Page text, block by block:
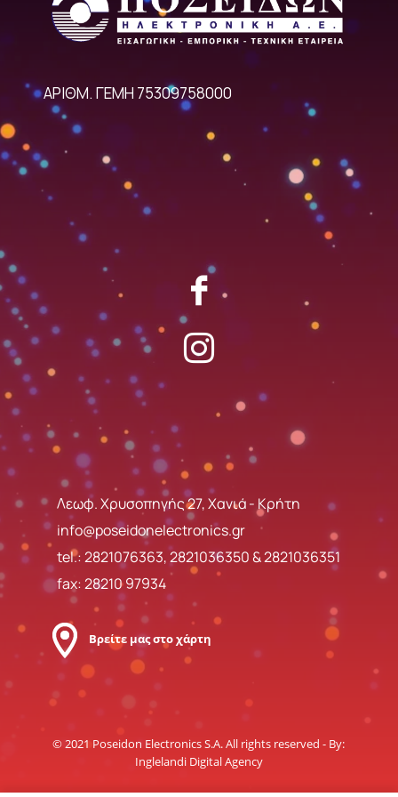
ΑΡΙΘΜ. ΓΕΜΗ 75309758000
Λεωφ. Χρυσοπηγής 27, Χανιά - Κρήτη
info@poseidonelectronics.gr
tel.:2821076363,2821036350&2821036351
fax: 28210 97934
Βρείτε μας στο χάρτη
© 2021 Poseidon Electronics S.A. All rights reserved - By:
Inglelandi Digital Agency